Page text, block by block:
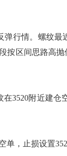
行情。螺纹最
按区间思路高
附近建仓
，止损设置